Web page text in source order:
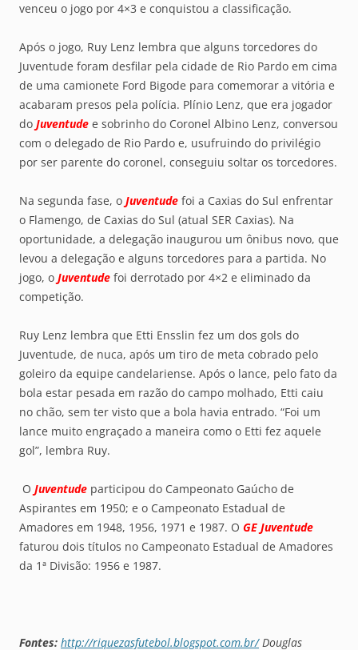
venceu o jogo por 4×3 e conquistou a classificação.
Após o jogo, Ruy Lenz lembra que alguns torcedores do
Juventude foram desfilar pela cidade de Rio Pardo em cima
de uma camionete Ford Bigode para comemorar a vitória e
acabaram presos pela polícia. Plínio Lenz, que era jogador
do Juventude e sobrinho do Coronel Albino Lenz, conversou
com o delegado de Rio Pardo e, usufruindo do privilégio
por ser parente do coronel, conseguiu soltar os torcedores.
Na segunda fase, o Juventude foi a Caxias do Sul enfrentar
o Flamengo, de Caxias do Sul (atual SER Caxias). Na
oportunidade, a delegação inaugurou um ônibus novo, que
levou a delegação e alguns torcedores para a partida. No
jogo, o Juventude foi derrotado por 4×2 e eliminado da
competição.
Ruy Lenz lembra que Etti Ensslin fez um dos gols do
Juventude, de nuca, após um tiro de meta cobrado pelo
goleiro da equipe candelariense. Após o lance, pelo fato da
bola estar pesada em razão do campo molhado, Etti caiu
no chão, sem ter visto que a bola havia entrado. “Foi um
lance muito engraçado a maneira como o Etti fez aquele
gol”, lembra Ruy.
O Juventude participou do Campeonato Gaúcho de
Aspirantes em 1950; e o Campeonato Estadual de
Amadores em 1948, 1956, 1971 e 1987. O GE Juventude
faturou dois títulos no Campeonato Estadual de Amadores
da 1ª Divisão: 1956 e 1987.
Fontes: http://riquezasfutebol.blogspot.com.br/Douglas